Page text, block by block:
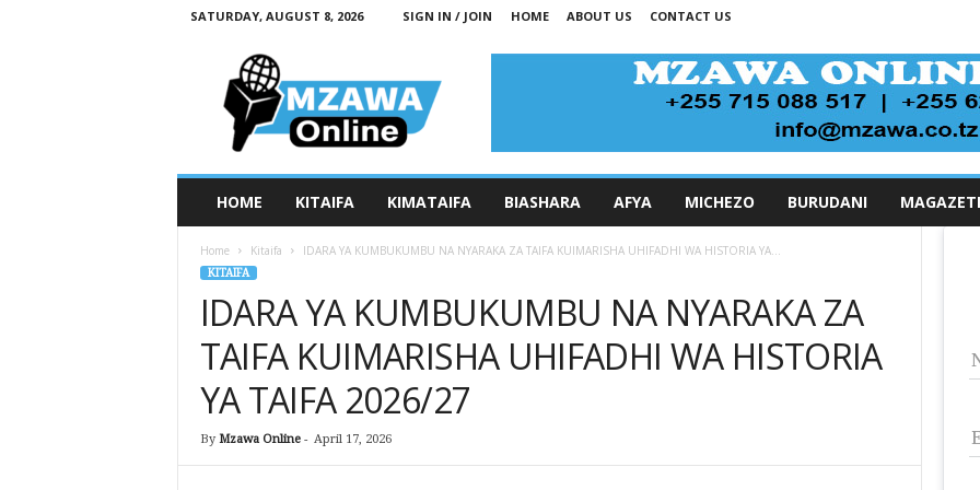
SATURDAY, AUGUST 8, 2026 SIGN IN / JOIN HOME ABOUT US CONTACT US
HOME KITAIFA KIMATAIFA BIASHARA AFYA MICHEZO BURUDANI MAGAZETI
Home Kitaifa IDARA YA KUMBUKUMBU NA NYARAKA ZA TAIFA KUIMARISHA UHIFADHI WA HISTORIA YA...
KITAIFA
IDARA YA KUMBUKUMBU NA NYARAKA ZA
TAIFA KUIMARISHA UHIFADHI WA HISTORIA
YA TAIFA 2026/27
By Mzawa Online- April 17, 2026